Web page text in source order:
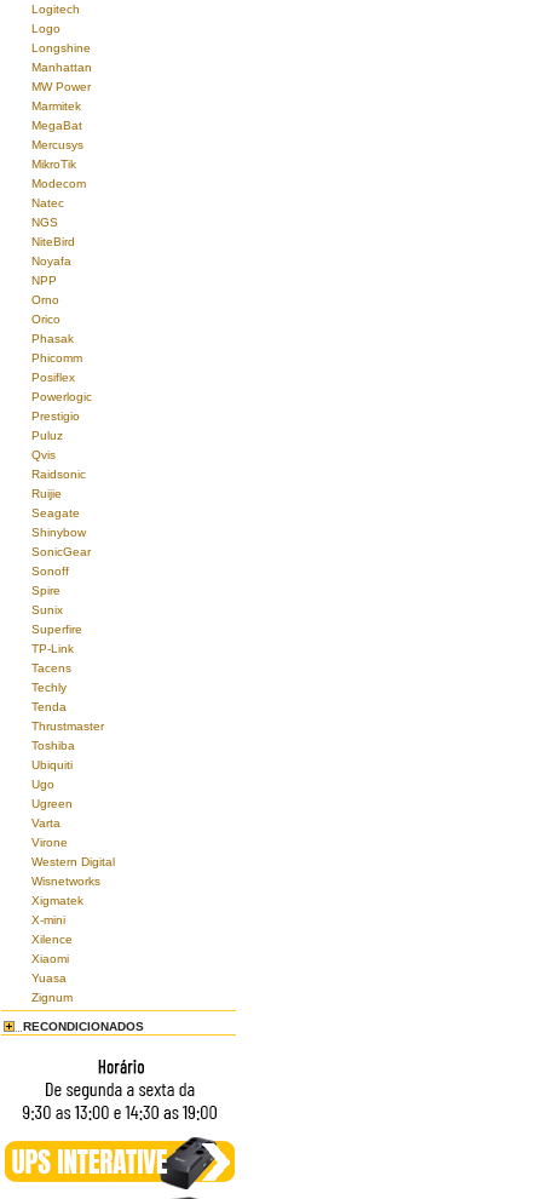
Logitech
Logo
Longshine
Manhattan
MW Power
Marmitek
MegaBat
Mercusys
MikroTik
Modecom
Natec
NGS
NiteBird
Noyafa
NPP
Orno
Orico
Phasak
Phicomm
Posiflex
Powerlogic
Prestigio
Puluz
Qvis
Raidsonic
Ruijie
Seagate
Shinybow
SonicGear
Sonoff
Spire
Sunix
Superfire
TP-Link
Tacens
Techly
Tenda
Thrustmaster
Toshiba
Ubiquiti
Ugo
Ugreen
Varta
Virone
Western Digital
Wisnetworks
Xigmatek
X-mini
Xilence
Xiaomi
Yuasa
Zignum
RECONDICIONADOS